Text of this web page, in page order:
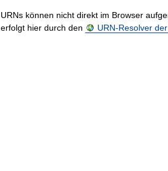
URNs können nicht direkt im Browser
erfolgt hier durch den
URN-Resolver